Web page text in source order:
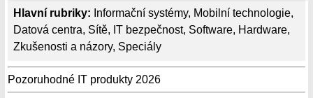
Hlavní rubriky: Informační systémy, Mobilní technologie,
Datová centra, Sítě, IT bezpečnost, Software, Hardware,
Zkušenosti a názory, Speciály
Pozoruhodné IT produkty 2026